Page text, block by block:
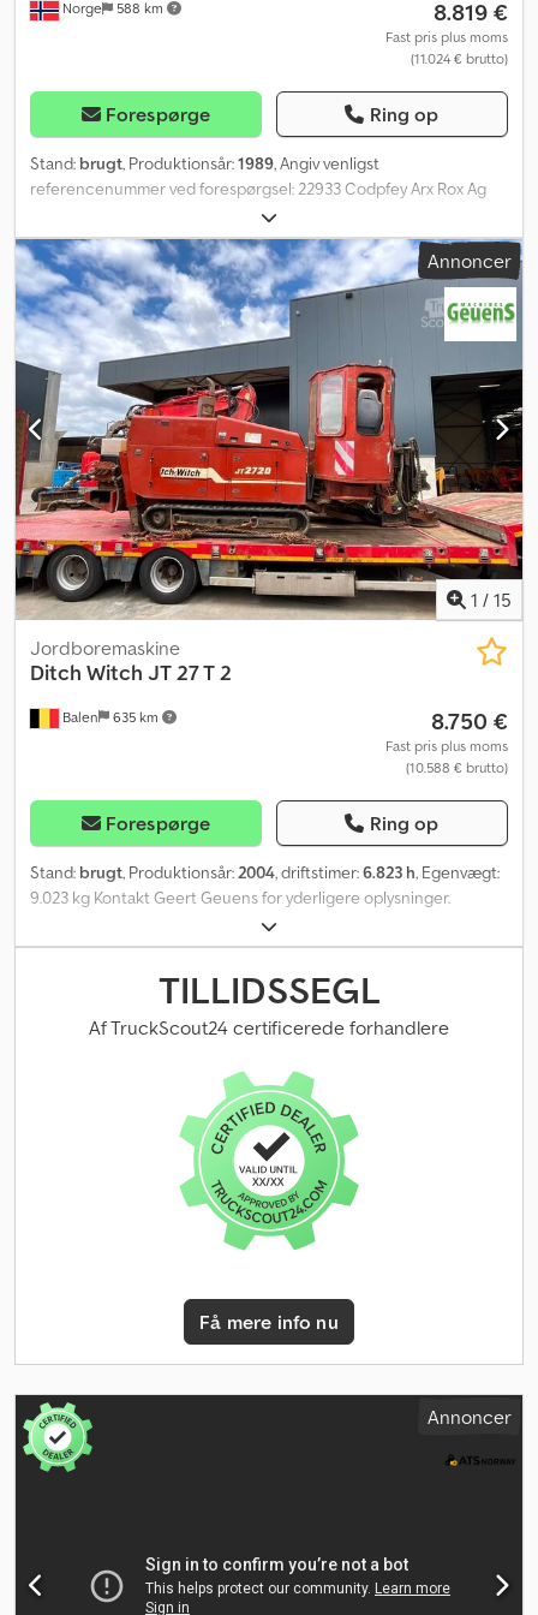
Norge 588 km 8.819 €
Fast pris plus moms
(11.024 € brutto)
Forespørge Ring op
Stand: brugt, Produktionsår:1989, Angiv venligst
referencenummer ved forespørgsel: 22933 Codpfey Arx Rox Ag
Ajrf Specifikationer: Model: 1989 Monteret på hjul Længde: ca. 12
meter Fungerer perfekt Leveringsklar Beskrivelse: 1989
UniScreen sorteringsanlæg Ca. 12 meter langt. Kan leveres
omgående. Egenvægt: 11 Model: Sorteringsværk = Yderligere
information = Kontakt ATS Norway for yderligere information.
Annoncer
1 / 15
Balen 635 km
Jordboremaskine
Ditch Witch JT 27 T 2
8.750 €
Fast pris plus moms
(10.588 € brutto)
Forespørge Ring op
Stand: brugt, Produktionsår:2004, driftstimer:6.823 h, Egenvægt:
9.023 kg Kontakt Geert Geuens for yderligere oplysninger.
TILLIDSSEGL
Af TruckScout24 certificerede forhandlere
Få mere info nu
Annoncer